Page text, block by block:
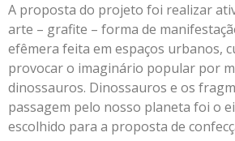
A proposta do projeto foi realizar
arte – grafite – forma de
efêmera feita em espaços urbanos,
provocar o imaginário popular por
dinossauros. Dinossauros e os
passagem pelo nosso planeta foi o
escolhido para a proposta de